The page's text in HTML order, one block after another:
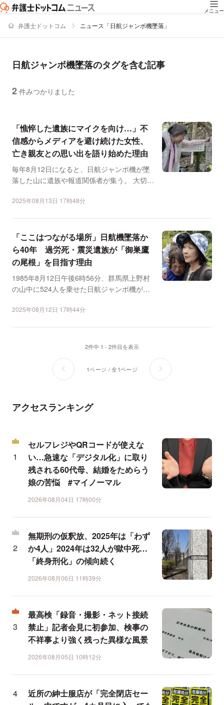
メニュー
弁護士ドットコム ニュース「日航ジャンボ機墜落」
日航ジャンボ機墜落のタグを含む記事
2 件みつかりました
「憔悴した遺族にマイクを向け…」不
信感からメディアを避け続けた女性、
亡き親友との思い出を語り始めた理由
毎年8月12日になると、日航ジャンボ機が墜
落した山に遺族や報道関係者が集う。 大切な
2025年08月13日 17時48分
「ここはつながる場所」日航機墜落か
ら40年 過労死・震災遺族が「御巣鷹
の尾根」を目指す理由
1985年8月12日午後6時56分、群馬県上野村
の山中に524人を乗せた日航ジャンボ機が墜
2025年08月12日 17時44分
2件中 1 - 2件目を表示
1ページ / 全1ページ
アクセスランキング
セルフレジやQRコードが使えな
い…急速な「デジタル化」に取り
残される60代母、結婚をためらう
娘の苦悩 #マイノーマル
2026年08月04日 17時00分
無期刑の仮釈放、2025年は「わず
か4人」2024年は32人が獄中死…
「終身刑化」の傾向続く
2026年08月06日 11時39分
最高検「録音・撮影・ネット接続
禁止」記者会見に初参加、検事の
不祥事より強く残った異様な風景
2026年08月05日 10時12分
近所の紳士服店が「完全閉店セー